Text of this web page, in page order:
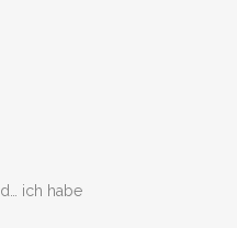
ich habe